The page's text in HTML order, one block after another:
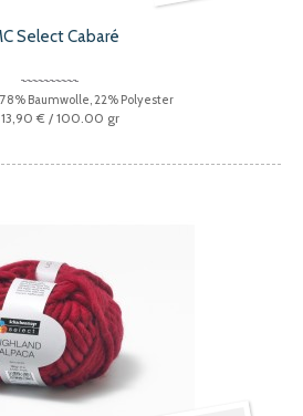
Select Cabaré
Baumwolle, 22% Polyester
13,90 € / 100.00 gr